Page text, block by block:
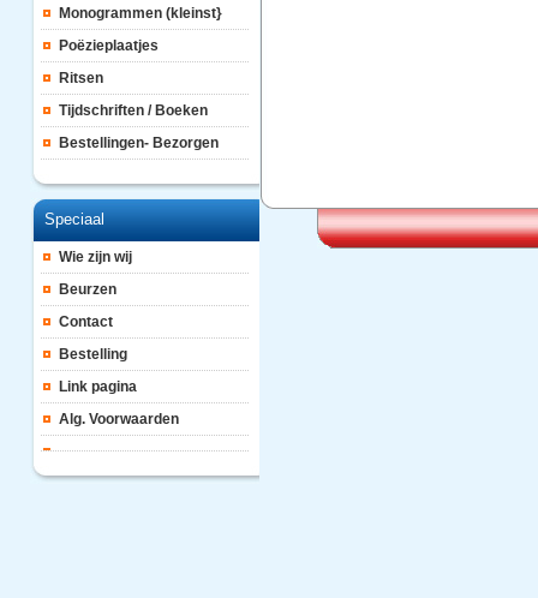
Monogrammen (kleinst}
Poëzieplaatjes
Ritsen
Tijdschriften / Boeken
Bestellingen- Bezorgen
Speciaal
Wie zijn wij
Beurzen
Contact
Bestelling
Link pagina
Alg. Voorwaarden